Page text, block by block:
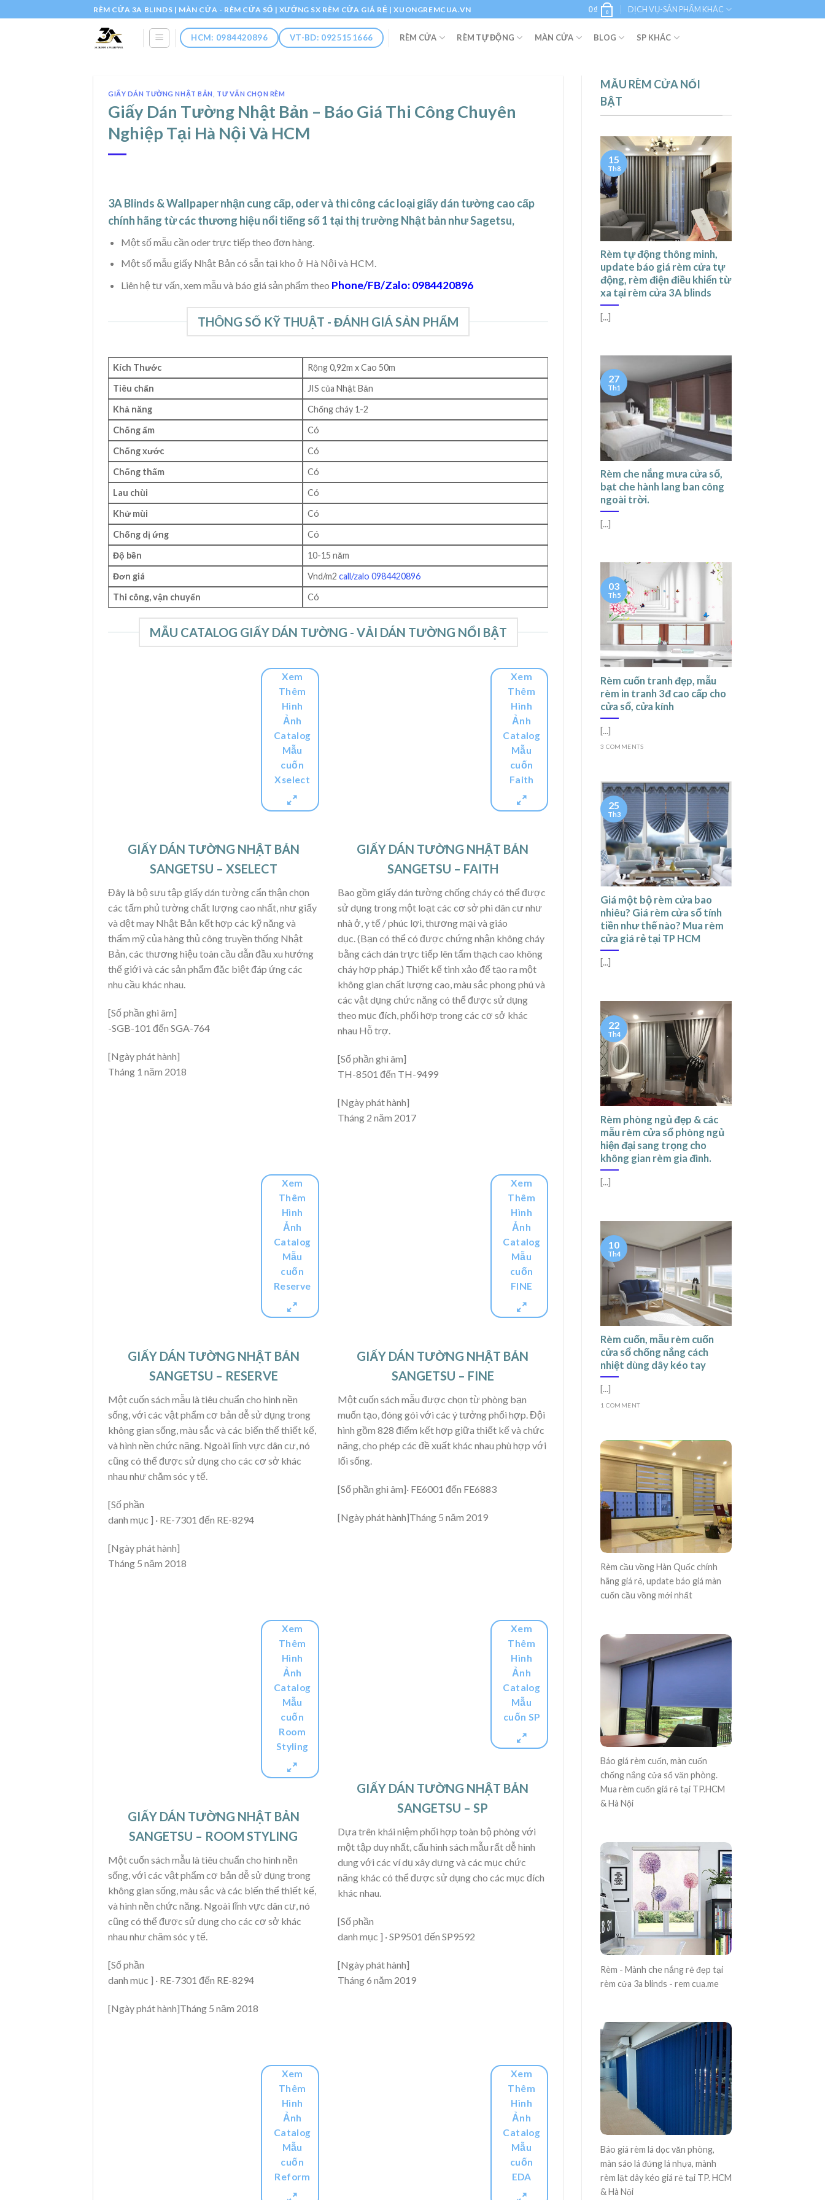
to
RÈM CỬA 3A BLINDS | MÀN CỬA - RÈM CỬA SỔ | XƯỞNG SX RÈM CỬA GIÁ RẺ | XUONGREMCUA.VN 0₫ 0 DỊCH VỤ-SẢN PHẨM KHÁC
HCM: 0984420896 VT-BD: 0925151666 RÈM CỬA RÈM TỰ ĐỘNG MÀN CỬA BLOG SP KHÁC
GIẤY DÁN TƯỜNG NHẬT BẢN TƯ VẤN CHỌN RÈM
Giấy Dán Tường Nhật Bản – Báo Giá Thi Công Chuyên
Nghiệp Tại Hà Nội Và HCM
3A Blinds & Wallpaper nhận cung cấp, oder và thi công các loại giấy dán tường cao cấp
chính hãng từ các thương hiệu nổi tiếng số 1 tại thị trường Nhật bản như Sagetsu,
Một số mẫu cần oder trực tiếp theo đơn hàng.
Một số mẫu giấy Nhật Bản có sẵn tại kho ở Hà Nội và HCM.
Liên hệ tư vấn, xem mẫu và báo giá sản phẩm theo Phone/FB/Zalo: 0984420896
THÔNG SỐ KỸ THUẬT - ĐÁNH GIÁ SẢN PHẨM
Kích Thước
Rộng 0,92m x Cao 50m
Tiêu chẩn
JIS của Nhật Bản
Khả năng
Chống cháy 1-2
Chống ẩm
Có
Chống xước
Có
Chống thấm
Có
Lau chùi
Có
Khử mùi
Có
Chống dị ứng
Có
Độ bền
10-15 năm
Đơn giá
Vnd/m2call/zalo 0984420896
Thi công, vận chuyển
Có
MẪU CATALOG GIẤY DÁN TƯỜNG - VẢI DÁN TƯỜNG NỔI BẬT
Xem
Thêm
Hình
Ảnh
Catalog
Mẫu
cuốn
Xselect
GIẤY DÁN TƯỜNG NHẬT BẢN
SANGETSU – XSELECT
Đây là bộ sưu tập giấy dán tường cẩn thận chọn
các tấm phủ tường chất lượng cao nhất, như giấy
và dệt may Nhật Bản kết hợp các kỹ năng và
thẩm mỹ của hàng thủ công truyền thống Nhật
Bản, các thương hiệu toàn cầu dẫn đầu xu hướng
thế giới và các sản phẩm đặc biệt đáp ứng các
nhu cầu khác nhau.
[Số phần ghi âm]
-SGB-101 đến SGA-764
[Ngày phát hành]
Tháng 1 năm 2018
Xem
Thêm
Hình
Ảnh
Catalog
Mẫu
cuốn
Faith
GIẤY DÁN TƯỜNG NHẬT BẢN
SANGETSU – FAITH
Bao gồm giấy dán tường chống cháy có thể được
sử dụng trong một loạt các cơ sở phi dân cư như
nhà ở, y tế / phúc lợi, thương mại và giáo
dục. (Bạn có thể có được chứng nhận không cháy
bằng cách dán trực tiếp lên tấm thạch cao không
cháy hợp pháp.) Thiết kế tinh xảo để tạo ra một
không gian chất lượng cao, màu sắc phong phú và
các vật dụng chức năng có thể được sử dụng
theo mục đích, phối hợp trong các cơ sở khác
nhau Hỗ trợ.
[Số phần ghi âm]
TH-8501 đến TH-9499
[Ngày phát hành]
Tháng 2 năm 2017
Xem
Thêm
Hình
Ảnh
Catalog
Mẫu
cuốn
Reserve
GIẤY DÁN TƯỜNG NHẬT BẢN
SANGETSU – RESERVE
Một cuốn sách mẫu là tiêu chuẩn cho hình nền
sống, với các vật phẩm cơ bản dễ sử dụng trong
không gian sống, màu sắc và các biến thể thiết kế,
và hình nền chức năng. Ngoài lĩnh vực dân cư, nó
cũng có thể được sử dụng cho các cơ sở khác
nhau như chăm sóc y tế.
[Số phần
danh mục ] · RE-7301 đến RE-8294
[Ngày phát hành]
Tháng 5 năm 2018
Xem
Thêm
Hình
Ảnh
Catalog
Mẫu
cuốn
FINE
GIẤY DÁN TƯỜNG NHẬT BẢN
SANGETSU – FINE
Một cuốn sách mẫu được chọn từ phòng bạn
muốn tạo, đóng gói với các ý tưởng phối hợp. Đội
hình gồm 828 điểm kết hợp giữa thiết kế và chức
năng, cho phép các đề xuất khác nhau phù hợp với
lối sống.
[Số phần ghi âm]· FE6001 đến FE6883
[Ngày phát hành]Tháng 5 năm 2019
Xem
Thêm
Hình
Ảnh
Catalog
Mẫu
cuốn
Room
Styling
GIẤY DÁN TƯỜNG NHẬT BẢN
SANGETSU – ROOM STYLING
Một cuốn sách mẫu là tiêu chuẩn cho hình nền
sống, với các vật phẩm cơ bản dễ sử dụng trong
không gian sống, màu sắc và các biến thể thiết kế,
và hình nền chức năng. Ngoài lĩnh vực dân cư, nó
cũng có thể được sử dụng cho các cơ sở khác
nhau như chăm sóc y tế.
[Số phần
danh mục ] · RE-7301 đến RE-8294
[Ngày phát hành]Tháng 5 năm 2018
Xem
Thêm
Hình
Ảnh
Catalog
Mẫu
cuốn SP
GIẤY DÁN TƯỜNG NHẬT BẢN
SANGETSU – SP
Dựa trên khái niệm phối hợp toàn bộ phòng với
một tập duy nhất, cấu hình sách mẫu rất dễ hình
dung với các ví dụ xây dựng và các mục chức
năng khác có thể được sử dụng cho các mục đích
khác nhau.
[Số phần
danh mục ] · SP9501 đến SP9592
[Ngày phát hành]
Tháng 6 năm 2019
Xem
Thêm
Hình
Ảnh
Catalog
Mẫu
cuốn
Reform
Xem
Thêm
Hình
Ảnh
Catalog
Mẫu
cuốn
EDA
MẪU RÈM CỬA NỔI
BẬT
Rèm tự động thông minh,
update báo giá rèm cửa tự
động, rèm điện điều khiển từ
xa tại rèm cửa 3A blinds
[...]
15
Th8
Rèm che nắng mưa cửa sổ,
bạt che hành lang ban công
ngoài trời.
[...]
27
Th1
Rèm cuốn tranh đẹp, mẫu
rèm in tranh 3đ cao cấp cho
cửa sổ, cửa kính
[...]
3 COMMENTS
03
Th5
Giá một bộ rèm cửa bao
nhiêu? Giá rèm cửa sổ tính
tiền như thế nào? Mua rèm
cửa giá rẻ tại TP HCM
[...]
25
Th3
Rèm phòng ngủ đẹp & các
mẫu rèm cửa sổ phòng ngủ
hiện đại sang trọng cho
không gian rèm gia đình.
[...]
22
Th4
Rèm cuốn, mẫu rèm cuốn
cửa sổ chống nắng cách
nhiệt dùng dây kéo tay
[...]
1 COMMENT
10
Th4
Rèm cầu vồng Hàn Quốc chính
hãng giá rẻ, update báo giá màn
cuốn cầu vồng mới nhất
Báo giá rèm cuốn, màn cuốn
chống nắng cửa sổ văn phòng.
Mua rèm cuốn giá rẻ tại TP.HCM
& Hà Nội
Rèm - Mành che nắng rẻ đẹp tại
rèm cửa 3a blinds - rem cua.me
Báo giá rèm lá dọc văn phòng,
màn sáo lá đứng lá nhựa, mành
rèm lật dây kéo giá rẻ tại TP. HCM
& Hà Nội